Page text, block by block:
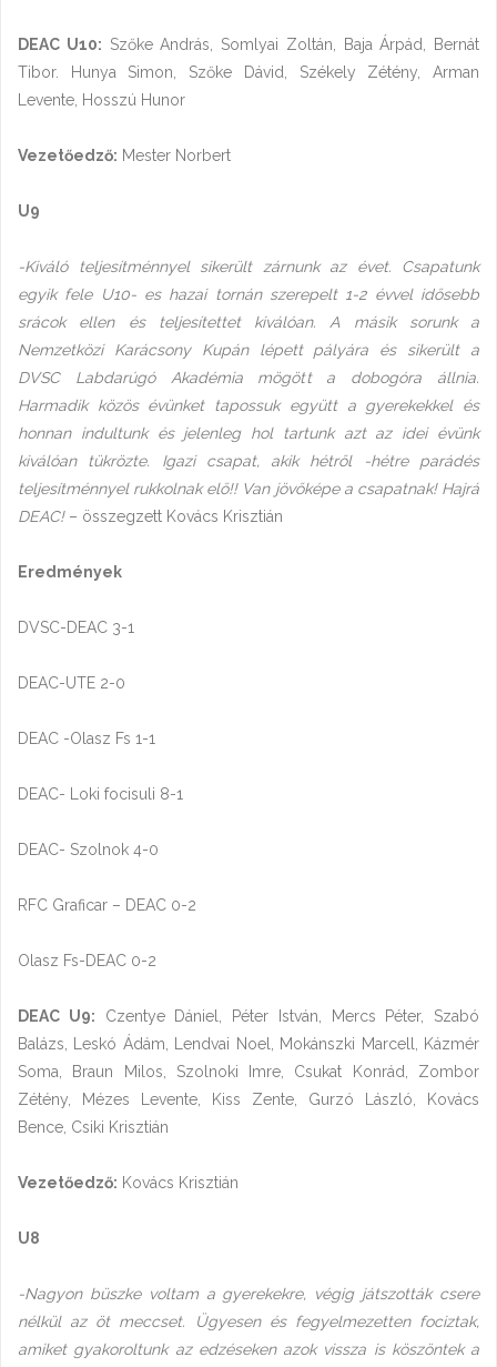
DEAC U10: Szőke András, Somlyai Zoltán, Baja Árpád, Bernát
Tibor. Hunya Simon, Szőke Dávid, Székely Zétény, Arman
Levente, Hosszú Hunor
Vezetőedző: Mester Norbert
U9
-Kiváló teljesítménnyel sikerült zárnunk az évet. Csapatunk
egyik fele U10- es hazai tornán szerepelt 1-2 évvel idősebb
srácok ellen és teljesítettet kiválóan. A másik sorunk a
Nemzetközi Karácsony Kupán lépett pályára és sikerült a
DVSC Labdarúgó Akadémia mögött a dobogóra állnia.
Harmadik közös évünket tapossuk együtt a gyerekekkel és
honnan indultunk és jelenleg hol tartunk azt az idei évünk
kiválóan tükrözte. Igazi csapat, akik hétről -hétre parádés
teljesítménnyel rukkolnak elő!! Van jövőképe a csapatnak! Hajrá
DEAC!– összegzett Kovács Krisztián
Eredmények
DVSC-DEAC 3-1
DEAC-UTE 2-0
DEAC -Olasz Fs 1-1
DEAC- Loki focisuli 8-1
DEAC- Szolnok 4-0
RFC Graficar – DEAC 0-2
Olasz Fs-DEAC 0-2
DEAC U9: Czentye Dániel, Péter István, Mercs Péter, Szabó
Balázs, Leskó Ádám, Lendvai Noel, Mokánszki Marcell, Kázmér
Soma, Braun Milos, Szolnoki Imre, Csukat Konrád, Zombor
Zétény, Mézes Levente, Kiss Zente, Gurzó László, Kovács
Bence, Csiki Krisztián
Vezetőedző: Kovács Krisztián
U8
-Nagyon büszke voltam a gyerekekre, végig játszották csere
nélkül az öt meccset. Ügyesen és fegyelmezetten fociztak,
amiket gyakoroltunk az edzéseken azok vissza is köszöntek a